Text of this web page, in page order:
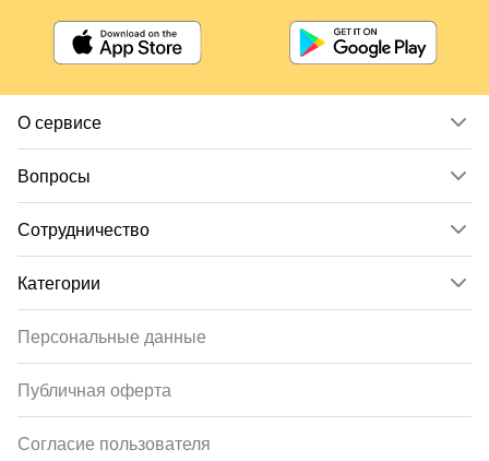
О сервисе
Вопросы
Сотрудничество
Категории
Персональные данные
Публичная оферта
Согласие пользователя